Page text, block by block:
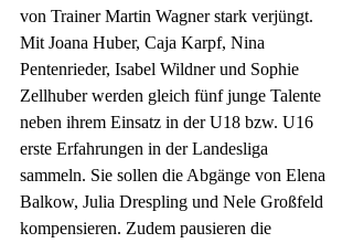
von Trainer Martin Wagner stark verjüngt.
Mit Joana Huber, Caja Karpf, Nina
Pentenrieder, Isabel Wildner und Sophie
Zellhuber werden gleich fünf junge Talente
neben ihrem Einsatz in der U18 bzw. U16
erste Erfahrungen in der Landesliga
sammeln. Sie sollen die Abgänge von Elena
Balkow, Julia Drespling und Nele Großfeld
kompensieren. Zudem pausieren die